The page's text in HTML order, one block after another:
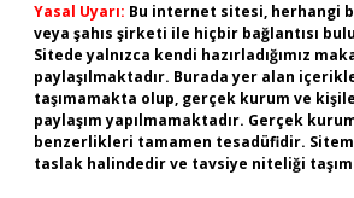
Yasal Uyarı: Bu internet sitesi, herhangi
veya şahıs şirketi ile hiçbir bağlantısı
Sitede yalnızca kendi hazırladığımız
paylaşılmaktadır. Burada yer alan
taşımamakta olup, gerçek kurum ve
paylaşım yapılmamaktadır. Gerçek
benzerlikleri tamamen tesadüfidir.
taslak halindedir ve tavsiye niteliği